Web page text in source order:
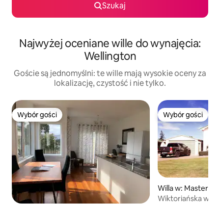
Szukaj
Najwyżej oceniane wille do wynajęcia:
Wellington
Goście są jednomyślni: te wille mają wysokie oceny za
lokalizację, czystość i nie tylko.
Wybór gości
Wybór gości Wybór gości
Wybór gości
Willa w: Masterton
Wiktoriańska